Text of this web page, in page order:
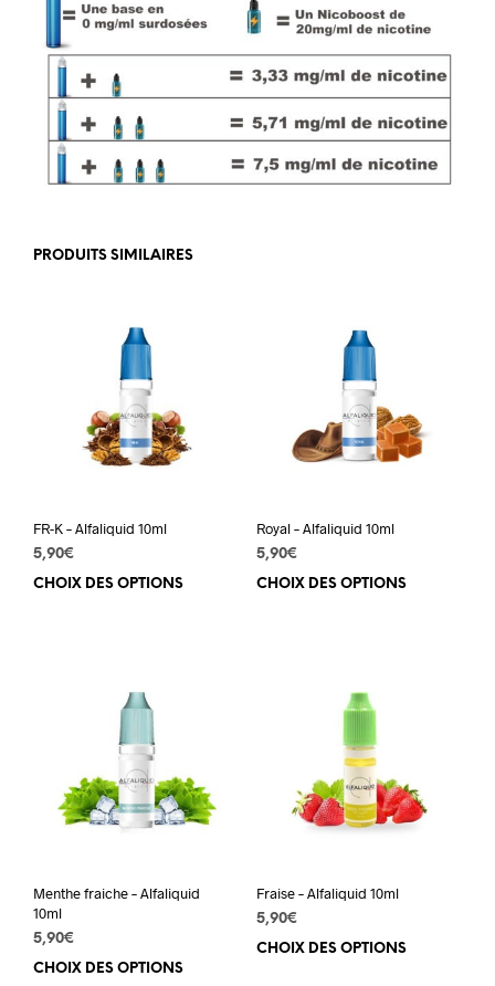
PRODUITS SIMILAIRES
FR-K – Alfaliquid 10ml
5,90€
CHOIX DES OPTIONS
Ce
choisies
produit
Royal – Alfaliquid 10ml
5,90€
CHOIX DES OPTIONS
Menthe fraiche – Alfaliquid
10ml
5,90€
CHOIX DES OPTIONS
Fraise – Alfaliquid 10ml
5,90€
CHOIX DES OPTIONS